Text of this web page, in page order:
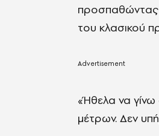
προσπαθώντας
του κλασικού
«Ήθελα να
μέτρων. Δεν